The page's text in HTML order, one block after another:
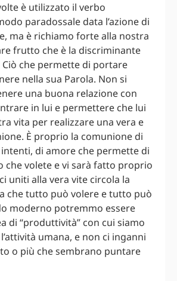
è utilizzato il verbo
paradossale data l’azione di
ma è richiamo forte alla nostra
frutto che è la discriminante
che permette di portare
nella sua Parola. Non si
una buona relazione con
in lui e permettere che lui
vita per realizzare una vera e
È proprio la comunione di
di amore che permette di
che volete e vi sarà fatto proprio
uniti alla vera vite circola la
che tutto può volere e tutto può
moderno potremmo essere
di “produttività” con cui siamo
umana, e non ci inganni
o più che sembrano puntare